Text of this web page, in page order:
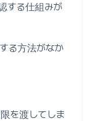
する仕組みが
る方法がなか
を渡してしま